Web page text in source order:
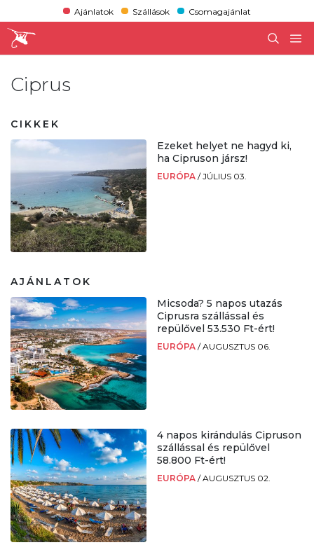
Ajánlatok Szállások Csomagajánlat
Ciprus
CIKKEK
Ezeket helyet ne hagyd ki,
ha Cipruson jársz!
EURÓPA /JÚLIUS 03.
AJÁNLATOK
Micsoda? 5 napos utazás
Ciprusra szállással és
repülővel 53.530 Ft-ért!
EURÓPA /AUGUSZTUS 06.
4 napos kirándulás Cipruson
szállással és repülővel
58.800 Ft-ért!
EURÓPA /AUGUSZTUS 02.